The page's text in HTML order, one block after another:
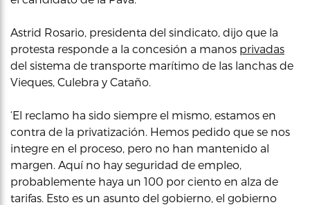
Astrid Rosario, presidenta del sindicato, dijo que la
protesta responde a la concesión a manos privadas
del sistema de transporte marítimo de las lanchas de
Vieques, Culebra y Cataño.
‘El reclamo ha sido siempre el mismo, estamos en
contra de la privatización. Hemos pedido que se nos
integre en el proceso, pero no han mantenido al
margen. Aquí no hay seguridad de empleo,
probablemente haya un 100 por ciento en alza de
tarifas. Esto es un asunto del gobierno, el gobierno